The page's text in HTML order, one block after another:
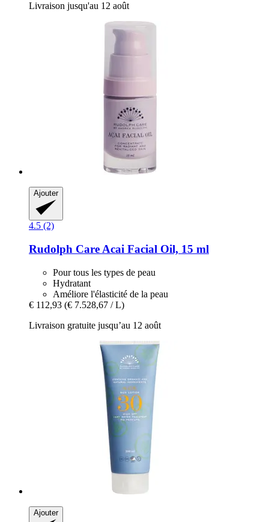
Livraison jusqu'au 12 août
Ajouter
4.5 (2)
Rudolph Care Acai Facial Oil, 15 ml
Pour tous les types de peau
Hydratant
Améliore l'élasticité de la peau
€ 112,93 (€ 7.528,67 / L)
Livraison gratuite jusqu’au 12 août
Ajouter